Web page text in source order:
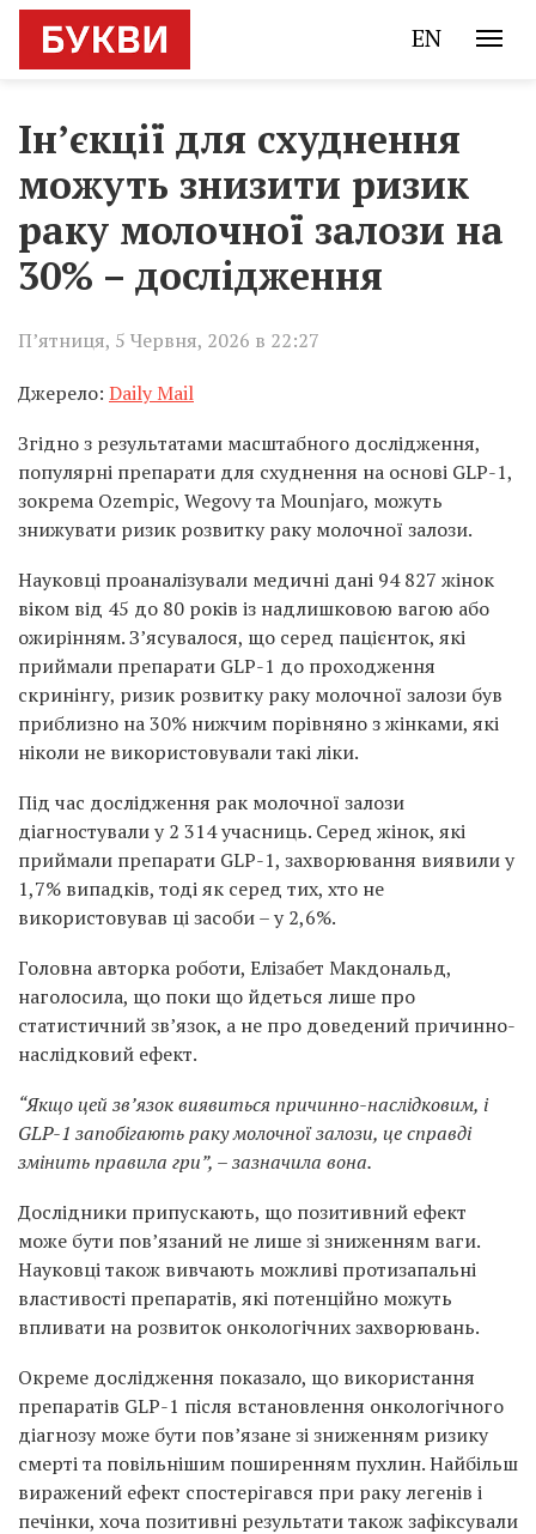
EN
Ін’єкції для схуднення
можуть знизити ризик
раку молочної залози на
30% – дослідження
П’ятниця, 5 Червня, 2026 в 22:27
Джерело: Daily Mail
Згідно з результатами масштабного дослідження,
популярні препарати для схуднення на основі GLP-1,
зокрема Ozempic, Wegovy та Mounjaro, можуть
знижувати ризик розвитку раку молочної залози.
Науковці проаналізували медичні дані 94 827 жінок
віком від 45 до 80 років із надлишковою вагою або
ожирінням. З’ясувалося, що серед пацієнток, які
приймали препарати GLP-1 до проходження
скринінгу, ризик розвитку раку молочної залози був
приблизно на 30% нижчим порівняно з жінками, які
ніколи не використовували такі ліки.
Під час дослідження рак молочної залози
діагностували у 2 314 учасниць. Серед жінок, які
приймали препарати GLP-1, захворювання виявили у
1,7% випадків, тоді як серед тих, хто не
використовував ці засоби – у 2,6%.
Головна авторка роботи, Елізабет Макдональд,
наголосила, що поки що йдеться лише про
статистичний зв’язок, а не про доведений причинно-
наслідковий ефект.
“Якщо цей зв’язок виявиться причинно-наслідковим, і
GLP-1 запобігають раку молочної залози, це справді
змінить правила гри”, – зазначила вона.
Дослідники припускають, що позитивний ефект
може бути пов’язаний не лише зі зниженням ваги.
Науковці також вивчають можливі протизапальні
властивості препаратів, які потенційно можуть
впливати на розвиток онкологічних захворювань.
Окреме дослідження показало, що використання
препаратів GLP-1 після встановлення онкологічного
діагнозу може бути пов’язане зі зниженням ризику
смерті та повільнішим поширенням пухлин. Найбільш
виражений ефект спостерігався при раку легенів і
печінки, хоча позитивні результати також зафіксували